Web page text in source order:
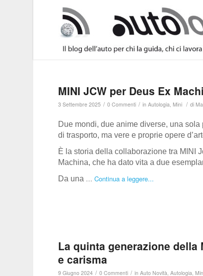
MINI JCW per Deus Ex
3 Settembre 2025 / 0 Commenti / inAutologia,Mini / di
Due mondi, due anime diverse, una
di trasporto, ma vere e proprie opere
È la storia della collaborazione tra MINI
Machina, che ha dato vita a due
Da una …Continua a leggere...
La quinta generazione
e carisma
9 Giugno 2024 / 0 Commenti / inAuto Novità,Autologia,